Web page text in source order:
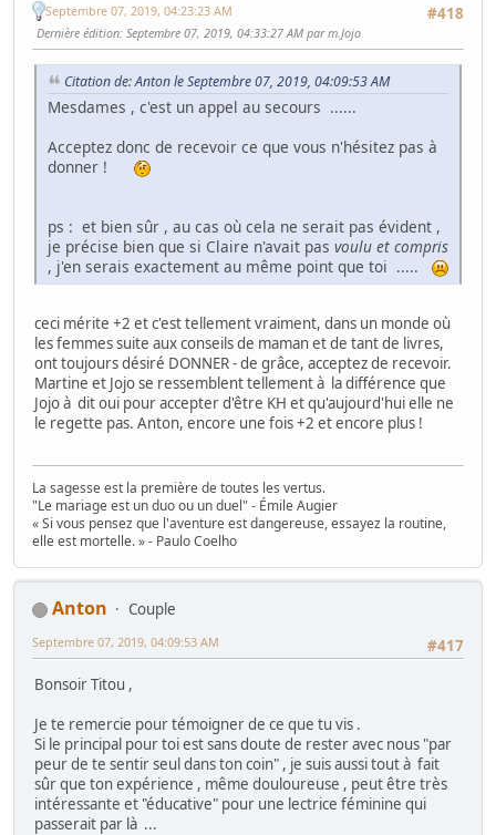
#418
Septembre 07, 2019, 04:23:23 AM
Dernière édition: Septembre 07, 2019, 04:33:27 AM par m.Jojo
Citation de: Anton le Septembre 07, 2019, 04:09:53 AM
Mesdames , c'est un appel au secours ......
Acceptez donc de recevoir ce que vous n'hésitez pas à
donner !
ps : et bien sûr , au cas où cela ne serait pas évident ,
je précise bien que si Claire n'avait pas voulu et compris
, j'en serais exactement au même point que toi .....
ceci mérite +2 et c'est tellement vraiment, dans un monde où
les femmes suite aux conseils de maman et de tant de livres,
ont toujours désiré DONNER - de grâce, acceptez de recevoir.
Martine et Jojo se ressemblent tellement à la différence que
Jojo à dit oui pour accepter d'être KH et qu'aujourd'hui elle ne
le regette pas. Anton, encore une fois +2 et encore plus !
La sagesse est la première de toutes les vertus.
"Le mariage est un duo ou un duel" - Émile Augier
« Si vous pensez que l'aventure est dangereuse, essayez la routine,
elle est mortelle. » - Paulo Coelho
Anton
Couple
#417
Septembre 07, 2019, 04:09:53 AM
Bonsoir Titou ,
Je te remercie pour témoigner de ce que tu vis .
Si le principal pour toi est sans doute de rester avec nous "par
peur de te sentir seul dans ton coin" , je suis aussi tout à fait
sûr que ton expérience , même douloureuse , peut être très
intéressante et "éducative" pour une lectrice féminine qui
passerait par là ...